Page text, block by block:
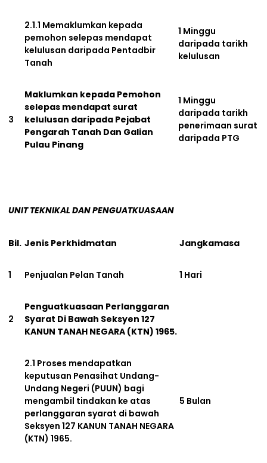
2.1.1 Memaklumkan kepada
pemohon selepas mendapat
kelulusan daripada Pentadbir
Tanah
1 Minggu
daripada tarikh
kelulusan
3
Maklumkan kepada Pemohon
selepas mendapat surat
kelulusan daripada Pejabat
Pengarah Tanah Dan Galian
Pulau Pinang
1 Minggu
daripada tarikh
penerimaan surat
daripada PTG
UNIT TEKNIKAL DAN PENGUATKUASAAN
Bil. Jenis Perkhidmatan Jangkamasa
1 Penjualan Pelan Tanah 1 Hari
2
Penguatkuasaan Perlanggaran
Syarat Di Bawah Seksyen 127
KANUN TANAH NEGARA (KTN) 1965.
2.1 Proses mendapatkan
keputusan Penasihat Undang-
Undang Negeri (PUUN) bagi
mengambil tindakan ke atas
perlanggaran syarat di bawah
Seksyen 127 KANUN TANAH NEGARA
(KTN) 1965.
5 Bulan